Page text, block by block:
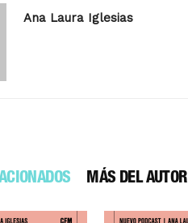
Ana Laura Iglesias
MÁS DEL AUTOR